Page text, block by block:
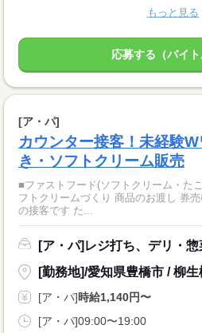
もっと見る
応募する（バイト
[ア・パ]
カウンター接客！未経験
き・ソフトクリーム販売
■ファストフード(ソフトクリーム・た
フトクリームづくり 商品のお渡し 券
の接客です た...
[ア・パ]レジ打ち、デリ・
[勤務地]/愛知県豊橋市 / 柳生
[ア・パ]時給1,140円〜
[ア・パ]09:00〜19:00